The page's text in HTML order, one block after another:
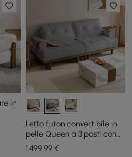
in
Letto futon convertibile in
pelle Queen a 3 posti con
tavolino laterale
1.499,99€